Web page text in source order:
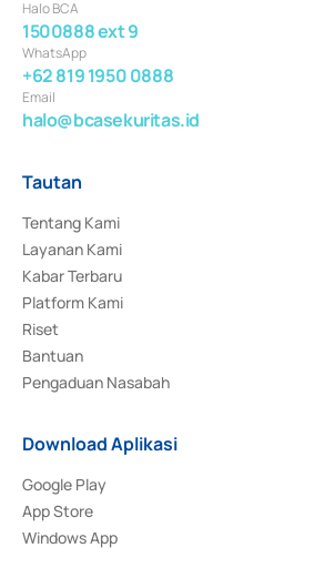
Halo BCA
1500888 ext 9
WhatsApp
+62 819 1950 0888
Email
halo@bcasekuritas.id
Tautan
Tentang Kami
Layanan Kami
Kabar Terbaru
Platform Kami
Riset
Bantuan
Pengaduan Nasabah
Download Aplikasi
Google Play
App Store
Windows App